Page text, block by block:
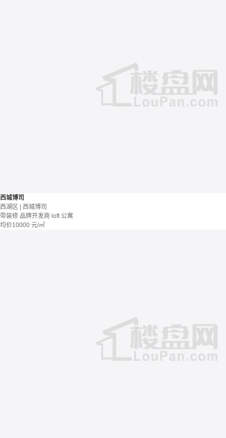
西城博司
西湖区 | 西城博司
带装修 品牌开发商 loft 公寓
均价10000 元/㎡